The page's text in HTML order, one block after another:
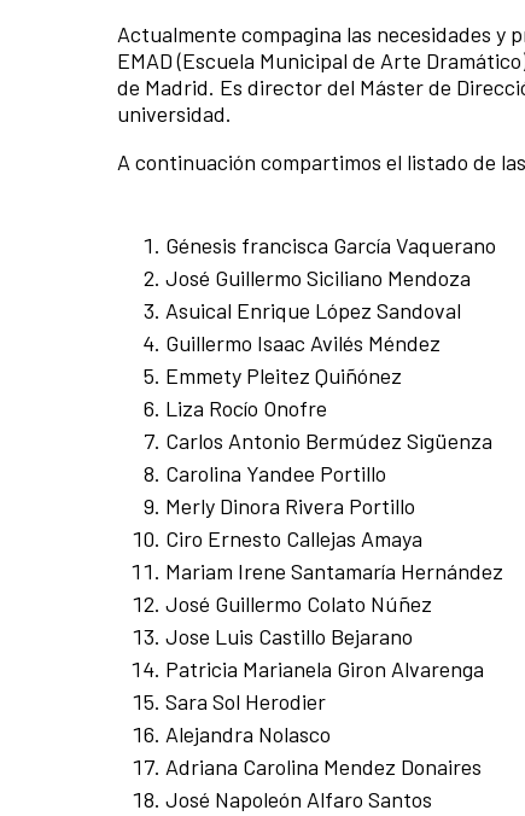
Actualmente compagina las necesidades y
EMAD (Escuela Municipal de Arte
de Madrid. Es director del Máster de
universidad.
A continuación compartimos el listado de
Génesis francisca García Vaquerano
José Guillermo Siciliano Mendoza
Asuical Enrique López Sandoval
Guillermo Isaac Avilés Méndez
Emmety Pleitez Quiñónez
Liza Rocío Onofre
Carlos Antonio Bermúdez Sigüenza
Carolina Yandee Portillo
Merly Dinora Rivera Portillo
Ciro Ernesto Callejas Amaya
Mariam Irene Santamaría Hernández
José Guillermo Colato Núñez
Jose Luis Castillo Bejarano
Patricia Marianela Giron Alvarenga
Sara Sol Herodier
Alejandra Nolasco
Adriana Carolina Mendez Donaires
José Napoleón Alfaro Santos